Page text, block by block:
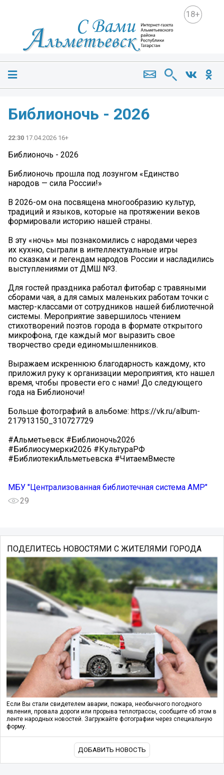
18+
Библионочь - 2026
22:30 17.04.2026 16+
Библионочь - 2026
Библионочь прошла под лозунгом «Единство
народов — сила России!»
В 2026-ом она посвящена многообразию культур,
традиций и языков, которые на протяжении веков
формировали историю нашей страны.
В эту «ночь» мы познакомились с народами через
их кухню, сыграли в интеллектуальные игры
по сказкам и легендам народов России и насладились
выступлениями от ДМШ №3.
Для гостей праздника работал фитобар с травяными
сборами чая, а для самых маленьких работам точки с
мастер-классами от сотрудников нашей библиотечной
системы. Мероприятие завершилось чтением
стихотворений поэтов города в формате открытого
микрофона, где каждый мог выразить свое
творчество среди единомышленников.
Выражаем искреннюю благодарность каждому, кто
приложил руку к организации мероприятия, кто нашел
время, чтобы провести его с нами! До следующего
года на Библионочи!
Больше фотографий в альбоме: https://vk.ru/album-
217913150_310727729
#Альметьевск #Библионочь2026
#Библиосумерки2026 #КультураРФ
#БиблиотекиАльметьевска #ЧитаемВместе
МБУ "Централизованная библиотечная система АМР"
29
ПОДЕЛИТЕСЬ НОВОСТЯМИ С ЖИТЕЛЯМИ ГОРОДА
Если Вы стали свидетелем аварии, пожара, необычного погодного
явления, провала дороги или прорыва теплотрассы, сообщите об этом в
ленте народных новостей. Загружайте фотографии через специальную
форму.
ДОБАВИТЬ НОВОСТЬ